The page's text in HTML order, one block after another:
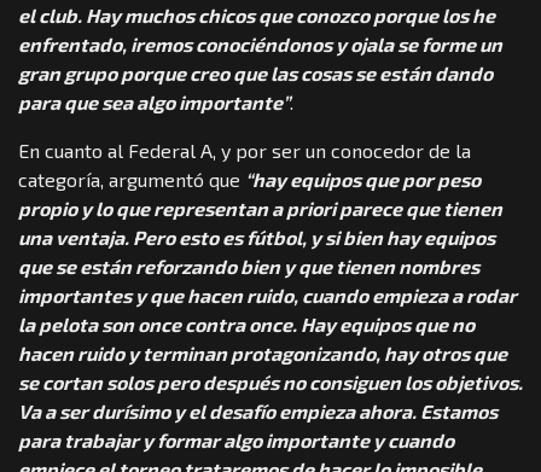
el club. Hay muchos chicos que conozco porque los he
enfrentado, iremos conociéndonos y ojala se forme un
gran grupo porque creo que las cosas se están dando
para que sea algo importante”.
En cuanto al Federal A, y por ser un conocedor de la
categoría, argumentó que “hay equipos que por peso
propio y lo que representan a priori parece que tienen
una ventaja. Pero esto es fútbol, y si bien hay equipos
que se están reforzando bien y que tienen nombres
importantes y que hacen ruido, cuando empieza a rodar
la pelota son once contra once. Hay equipos que no
hacen ruido y terminan protagonizando, hay otros que
se cortan solos pero después no consiguen los objetivos.
Va a ser durísimo y el desafío empieza ahora. Estamos
para trabajar y formar algo importante y cuando